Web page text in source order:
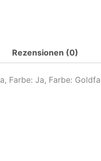
Rezensionen (0)
Farbe: Ja, Farbe: